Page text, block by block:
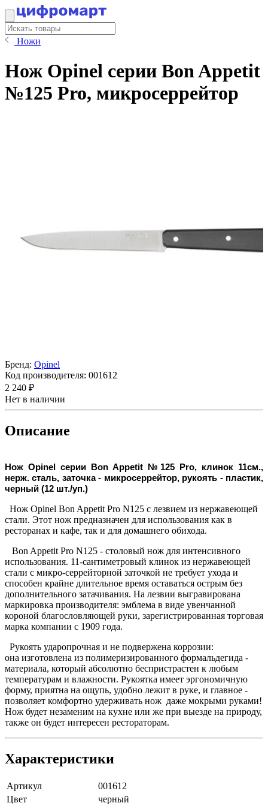
Ножи
Нож Opinel серии Bon Appetit
№125 Pro, микросеррейтор
Бренд: Opinel
Код производителя: 001612
2 240 ₽
Нет в наличии
Описание
Нож Opinel серии Bon Appetit №125 Pro, клинок 11см.,
нерж. сталь, заточка - микросеррейтор, рукоять - пластик,
черный (12 шт./уп.)
Нож Opinel Bon Appetit Pro N125 с лезвием из нержавеющей
стали. Этот нож предназначен для использования как в
ресторанах и кафе, так и для домашнего обихода.
Bon Appetit Pro N125 - столовый нож для интенсивного
использования. 11-сантиметровый клинок из нержавеющей
стали с микро-серрейторной заточкой не требует ухода и
способен крайне длительное время оставаться острым без
дополнительного затачивания. На лезвии выгравирована
маркировка производителя: эмблема в виде увенчанной
короной благословляющей руки, зарегистрированная торговая
марка компании с 1909 года.
Рукоять ударопрочная и не подвержена коррозии:
она изготовлена из полимеризированного формальдегида -
материала, который абсолютно беспристрастен к любым
температурам и влажности. Рукоятка имеет эргономичную
форму, приятна на ощупь, удобно лежит в руке, и главное -
позволяет комфортно удерживать нож даже мокрыми руками!
Нож будет незаменим на кухне или же при выезде на природу,
также он будет интересен рестораторам.
Характеристики
Артикул
001612
Цвет
черный